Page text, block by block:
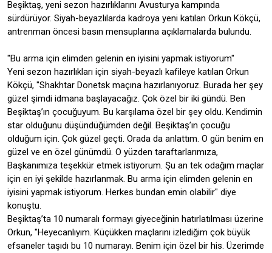
Beşiktaş, yeni sezon hazırlıklarını Avusturya kampında
sürdürüyor. Siyah-beyazlılarda kadroya yeni katılan Orkun Kökçü,
antrenman öncesi basın mensuplarına açıklamalarda bulundu.
"Bu arma için elimden gelenin en iyisini yapmak istiyorum"
Yeni sezon hazırlıkları için siyah-beyazlı kafileye katılan Orkun
Kökçü, "Shakhtar Donetsk maçına hazırlanıyoruz. Burada her şey
güzel şimdi idmana başlayacağız. Çok özel bir iki gündü. Ben
Beşiktaş’ın çocuğuyum. Bu karşılama özel bir şey oldu. Kendimin
star olduğunu düşündüğümden değil. Beşiktaş’ın çocuğu
olduğum için. Çok güzel geçti. Orada da anlattım. O gün benim en
güzel ve en özel günümdü. O yüzden taraftarlarımıza,
Başkanımıza teşekkür etmek istiyorum. Şu an tek odağım maçlar
için en iyi şekilde hazırlanmak. Bu arma için elimden gelenin en
iyisini yapmak istiyorum. Herkes bundan emin olabilir" diye
konuştu.
Beşiktaş’ta 10 numaralı formayı giyeceğinin hatırlatılması üzerine
Orkun, "Heyecanlıyım. Küçükken maçlarını izlediğim çok büyük
efsaneler taşıdı bu 10 numarayı. Benim için özel bir his. Üzerimde